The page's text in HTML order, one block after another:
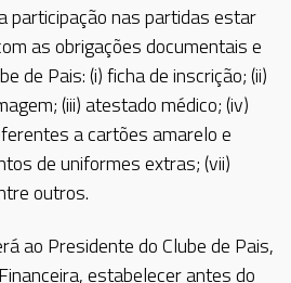
participação nas partidas estar
as obrigações documentais e
de Pais: (i) ficha de inscrição; (ii)
(iii) atestado médico; (iv)
a cartões amarelo e
de uniformes extras; (vii)
outros.
ao Presidente do Clube de Pais,
estabelecer antes do